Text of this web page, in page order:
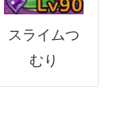
スライムつ
むり